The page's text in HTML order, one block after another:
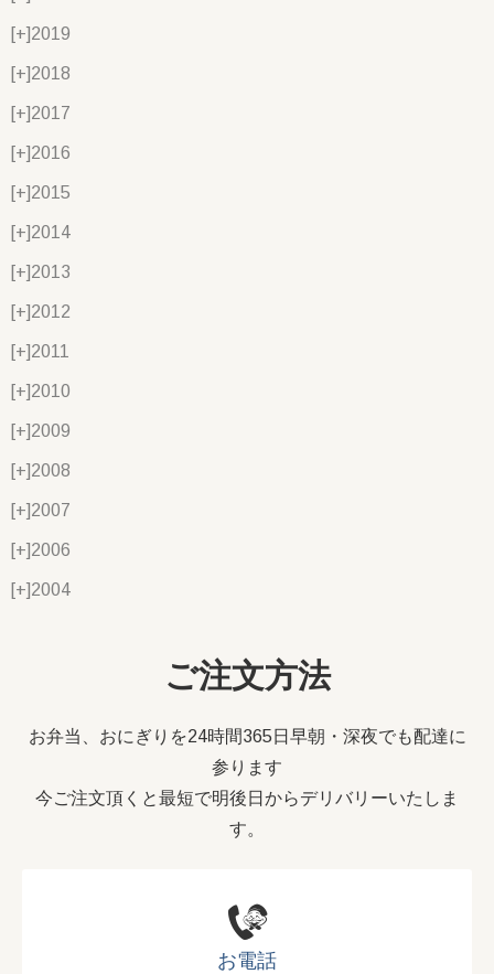
[+]2019
[+]2018
[+]2017
[+]2016
[+]2015
[+]2014
[+]2013
[+]2012
[+]2011
[+]2010
[+]2009
[+]2008
[+]2007
[+]2006
[+]2004
ご注文方法
お弁当、おにぎりを24時間365日早朝・深夜でも配達に
参ります
今ご注文頂くと最短で明後日からデリバリーいたしま
す。
お電話